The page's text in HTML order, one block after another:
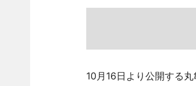
10月16日より公開する